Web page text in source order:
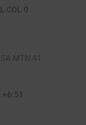
COL 0
MTN 41
+6:51